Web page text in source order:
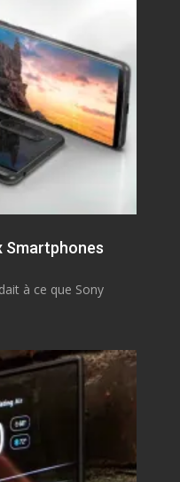
Smartphones
à ce que Sony